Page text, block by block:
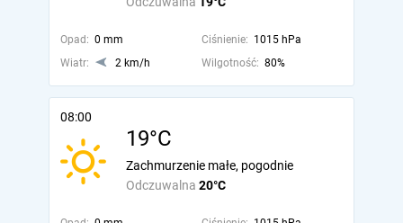
Opad: 0 mm Ciśnienie: 1015 hPa
Wiatr:
2 km/h Wilgotność: 80%
08:00
19°C
Odczuwalna 20°C
Zachmurzenie małe, pogodnie